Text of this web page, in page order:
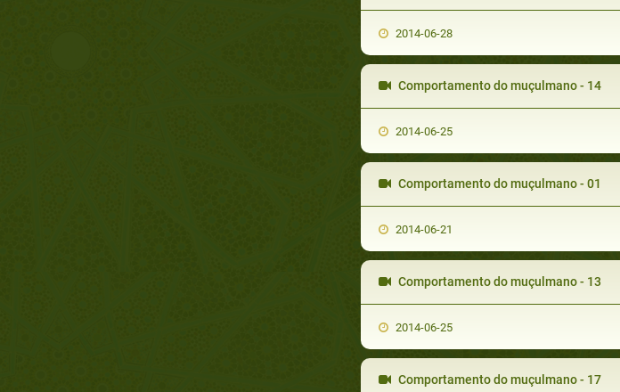
2014-06-28
Comportamento do muçulmano - 14
2014-06-25
Comportamento do muçulmano - 01
2014-06-21
Comportamento do muçulmano - 13
2014-06-25
Comportamento do muçulmano - 17